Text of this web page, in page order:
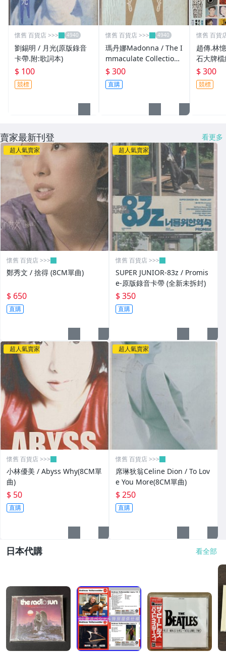
懷舊 百貨店 >>>
劉錫明 / 月光(原版錄音
卡帶.附:歌詞本)
$ 100
競標
懷舊 百貨店 >>>
瑪丹娜Madonna / The I
mmaculate Collection-
原版錄音卡帶(附:歌詞)
$ 300
直購
懷舊 百貨
趙傳.林
石大牌
VCD(兩
$ 300
競標
賣家最新刊登 看更多
超人氣賣家
懷舊 百貨店 >>>
鄭秀文 / 捨得 (8CM單曲)
$ 650
直購
超人氣賣家
懷舊 百貨店 >>>
SUPER JUNIOR-83z / Promis
e-原版錄音卡帶 (全新未拆封)
$ 350
直購
超人氣賣家
懷舊 百貨店 >>>
小林優美 / Abyss Why(8CM單
曲)
$ 50
直購
超人氣賣家
懷舊 百貨店 >>>
席琳狄翁Celine Dion / To Lov
e You More(8CM單曲)
$ 250
直購
日本代購 看全部